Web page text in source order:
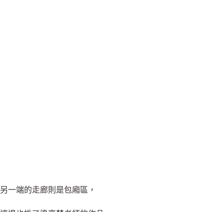
另一端的走廊則是包廂區，